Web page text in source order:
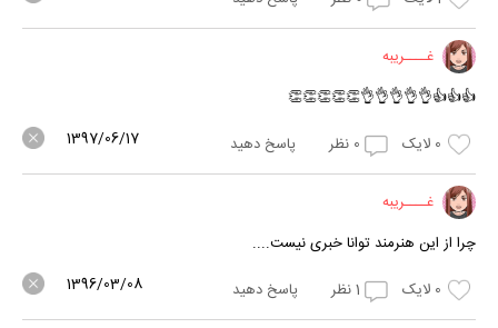
غــــریبه
👍👍👍👌👌👌👌👌👏👏👏👏👏
0 لایک 0 نظر پاسخ دهید 1397/06/17
غــــریبه
چرا از این هنرمند توانا خبری نیست....
0 لایک 1نظر پاسخ دهید 1396/03/08